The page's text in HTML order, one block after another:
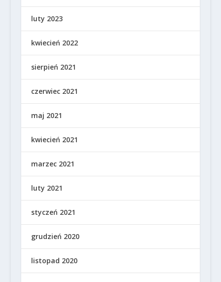
luty 2023
kwiecień 2022
sierpień 2021
czerwiec 2021
maj 2021
kwiecień 2021
marzec 2021
luty 2021
styczeń 2021
grudzień 2020
listopad 2020